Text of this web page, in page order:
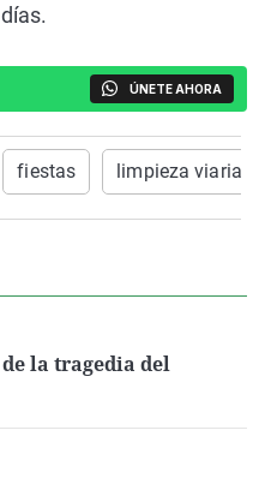
ÚNETE AHORA
fiestas limpieza viaria
la tragedia del